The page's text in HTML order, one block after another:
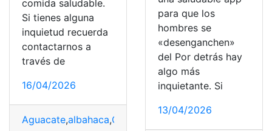
comida saludable.
Si tienes alguna
inquietud recuerda
contactarnos a
través de
16/04/2026
Aguacate,albahaca,Comida
para que los
hombres se
«desenganchen»
del Por detrás hay
algo más
inquietante. Si
13/04/2026